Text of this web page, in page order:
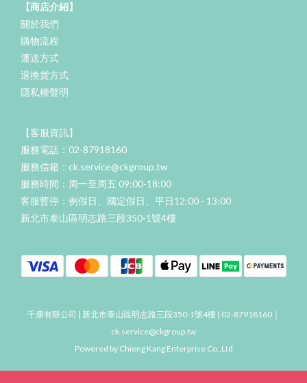
【商店介紹】
關於我們
購物流程
運送方式
退換貨方式
隱私權聲明
【客服資訊】
服務電話：02-87918160
服務信箱：ck.service@ckgroup.tw
服務時間：周一至周五 09:00-18:00
客服暫停：例假日、國定假日、平日12:00 - 13:00
新北市泰山區明志路三段350-1號4樓
千康有限公司 | 新北市泰山區明志路三段350-1號4樓 | 02-87918160｜
ck.service@ckgroup.tw
Powered by Chieng Kang Enterprise Co.,Ltd